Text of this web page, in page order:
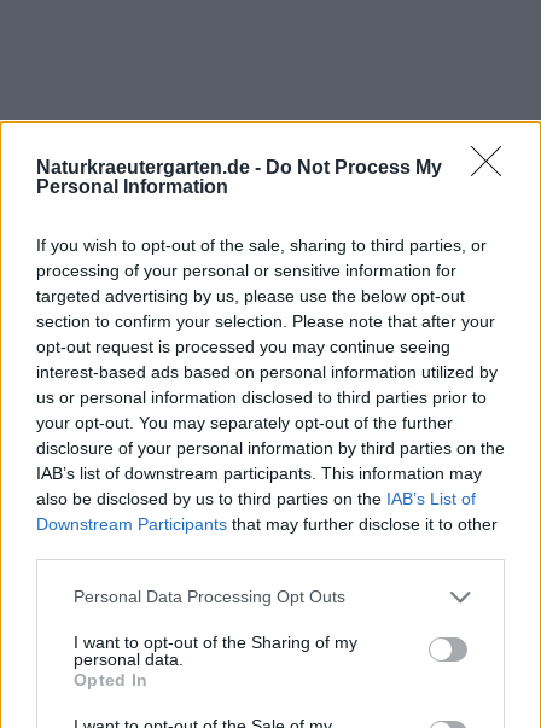
Naturkraeutergarten.de - Do Not Process My
Personal Information
If you wish to opt-out of the sale, sharing to third parties, or
processing of your personal or sensitive information for
targeted advertising by us, please use the below opt-out
section to confirm your selection. Please note that after your
opt-out request is processed you may continue seeing
interest-based ads based on personal information utilized by
us or personal information disclosed to third parties prior to
your opt-out. You may separately opt-out of the further
disclosure of your personal information by third parties on the
IAB’s list of downstream participants. This information may
also be disclosed by us to third parties on the IAB’s List of
Downstream Participants that may further disclose it to other
Personal Data Processing Opt Outs
I want to opt-out of the Sharing of my
personal data.
Opted In